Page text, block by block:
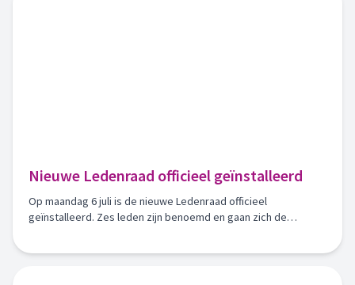
Nieuwe Ledenraad officieel geïnstalleerd
Op maandag 6 juli is de nieuwe Ledenraad officieel
geïnstalleerd. Zes leden zijn benoemd en gaan zich de